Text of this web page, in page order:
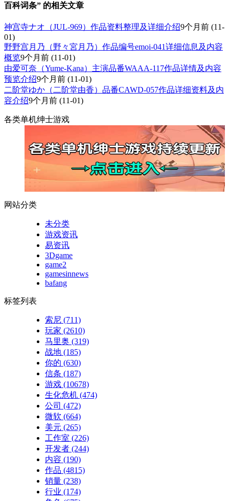
百科词条” 的相关文章
神宫寺ナオ（JUL-969）作品资料整理及详细介绍9个月前 (11-
01)
野野宫月乃（野々宮月乃）作品编号emoi-041详细信息及内容
概览9个月前 (11-01)
由爱可奈（Yume-Kana）主演品番WAAA-117作品详情及内容
预览介绍9个月前 (11-01)
二阶堂ゆか（二阶堂由香）品番CAWD-057作品详细资料及内
容介绍9个月前 (11-01)
各类单机绅士游戏
网站分类
未分类
游戏资讯
易资讯
3Dgame
game2
gamesinnews
bafang
标签列表
索尼 (711)
玩家 (2610)
马里奥 (319)
战地 (185)
你的 (630)
信条 (187)
游戏 (10678)
生化危机 (474)
公司 (472)
微软 (664)
美元 (265)
工作室 (226)
开发者 (244)
内容 (190)
作品 (4815)
销量 (238)
行业 (174)